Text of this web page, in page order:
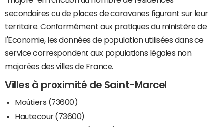
secondaires ou de places de caravanes figurant sur leur
territoire. Conformément aux pratiques du ministère de
l'Economie, les données de population utilisées dans ce
service correspondent aux populations légales non
majorées des villes de France.
Villes à proximité de Saint-Marcel
Moûtiers (73600)
Hautecour (73600)